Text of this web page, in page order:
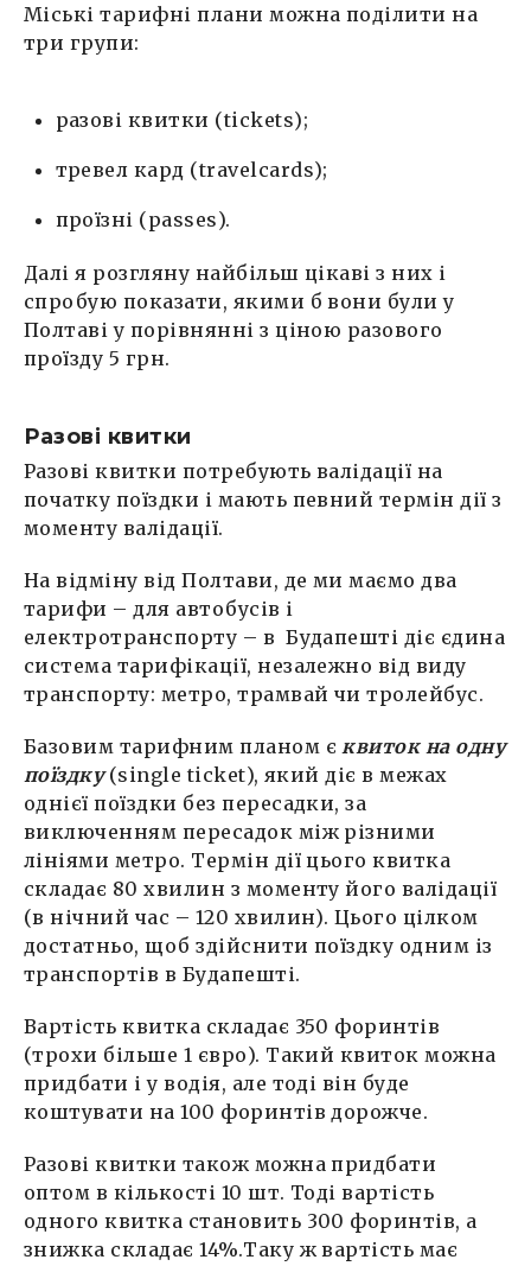
Міські тарифні плани можна поділити на
три групи:
разові квитки (tickets);
тревел кард (travelcards);
проїзні (passes).
Далі я розгляну найбільш цікаві з них і
спробую показати, якими б вони були у
Полтаві у порівнянні з ціною разового
проїзду 5 грн.
Разові квитки
Разові квитки потребують валідації на
початку поїздки і мають певний термін дії з
моменту валідації.
На відміну від Полтави, де ми маємо два
тарифи – для автобусів і
електротранспорту – в Будапешті діє єдина
система тарифікації, незалежно від виду
транспорту: метро, трамвай чи тролейбус.
Базовим тарифним планом є квиток на одну
поїздку(single ticket), який діє в межах
однієї поїздки без пересадки, за
виключенням пересадок між різними
лініями метро. Термін дії цього квитка
складає 80 хвилин з моменту його валідації
(в нічний час – 120 хвилин). Цього цілком
достатньо, щоб здійснити поїздку одним із
транспортів в Будапешті.
Вартість квитка складає 350 форинтів
(трохи більше 1 євро). Такий квиток можна
придбати і у водія, але тоді він буде
коштувати на 100 форинтів дорожче.
Разові квитки також можна придбати
оптом в кількості 10 шт. Тоді вартість
одного квитка становить 300 форинтів, а
знижка складає 14%.Таку ж вартість має